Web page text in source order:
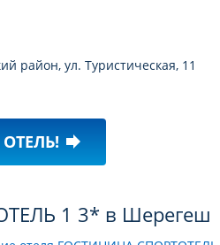
район, ул. Туристическая, 11
forward
1 3* в Шерегеш